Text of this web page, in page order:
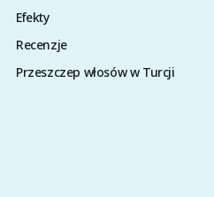
Efekty
Recenzje
Przeszczep włosów w Turcji